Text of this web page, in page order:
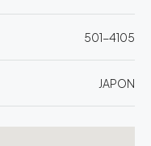
501-4105
JAPON